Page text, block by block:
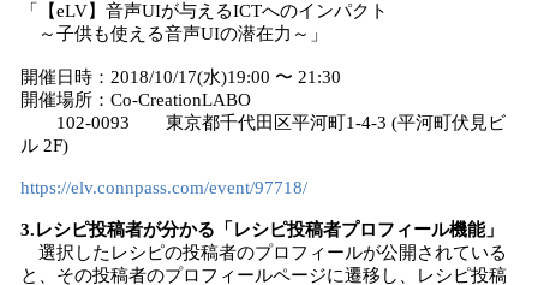
「【eLV】音声UIが与えるICTへのインパクト
～子供も使える音声UIの潜在力～」
開催日時：2018/10/17(水)19:00 〜 21:30
開催場所：Co-CreationLABO
102-0093 東京都千代田区平河町1-4-3 (平河町伏見ビ
ル 2F)
https://elv.connpass.com/event/97718/
3.レシピ投稿者が分かる「レシピ投稿者プロフィール機能」
選択したレシピの投稿者のプロフィールが公開されている
と、その投稿者のプロフィールページに遷移し、レシピ投稿